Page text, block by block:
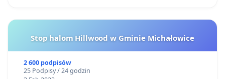
Stop halom Hillwood w Gminie Michałowice
2 600 podpisów
25 Podpisy / 24 godzin